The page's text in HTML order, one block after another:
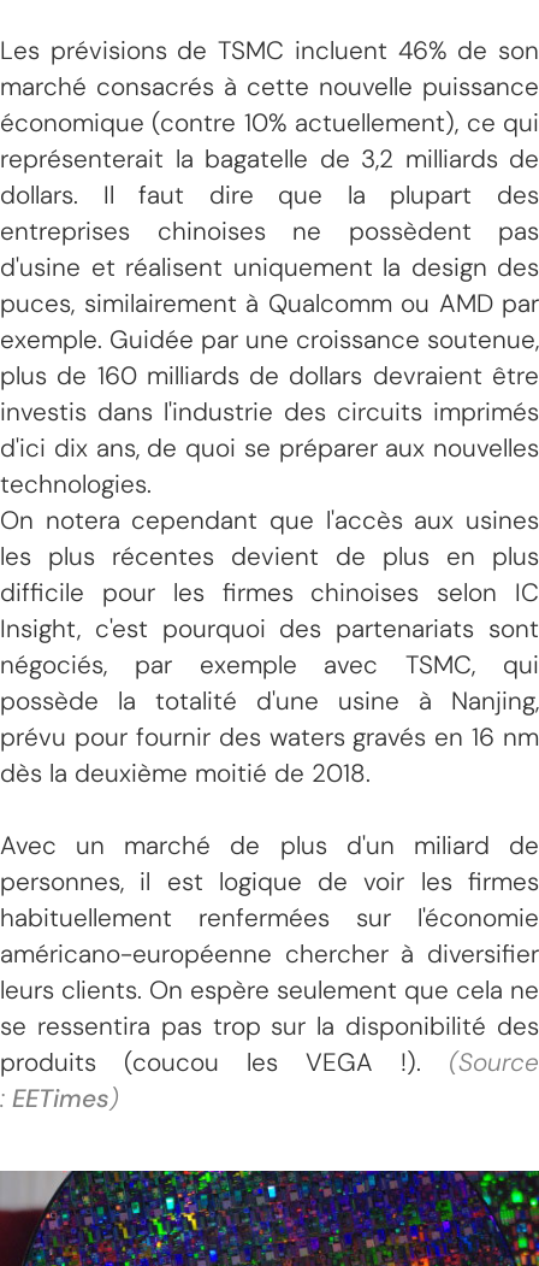
Les prévisions de TSMC incluent 46% de son
marché consacrés à cette nouvelle puissance
économique (contre 10% actuellement), ce qui
représenterait la bagatelle de 3,2 milliards de
dollars. Il faut dire que la plupart des
entreprises chinoises ne possèdent pas
d'usine et réalisent uniquement la design des
puces, similairement à Qualcomm ou AMD par
exemple. Guidée par une croissance soutenue,
plus de 160 milliards de dollars devraient être
investis dans l'industrie des circuits imprimés
d'ici dix ans, de quoi se préparer aux nouvelles
technologies.
On notera cependant que l'accès aux usines
les plus récentes devient de plus en plus
difficile pour les firmes chinoises selon IC
Insight, c'est pourquoi des partenariats sont
négociés, par exemple avec TSMC, qui
possède la totalité d'une usine à Nanjing,
prévu pour fournir des waters gravés en 16 nm
dès la deuxième moitié de 2018.
Avec un marché de plus d'un miliard de
personnes, il est logique de voir les firmes
habituellement renfermées sur l'économie
américano-européenne chercher à diversifier
leurs clients. On espère seulement que cela ne
se ressentira pas trop sur la disponibilité des
produits (coucou les VEGA !). (Source
: EETimes)